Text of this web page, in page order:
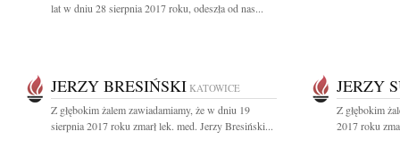
lat w dniu 28 sierpnia 2017 roku, odeszła od nas...
JERZY BRESIŃSKI KATOWICE
Z głębokim żalem zawiadamiamy, że w dniu 19
sierpnia 2017 roku zmarł lek. med. Jerzy Bresiński...
JERZY
Z głębokim
2017 roku